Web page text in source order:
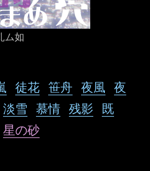
ム如
徒花 笹舟 夜風
夜
淡雪 慕情 残影
既
星の砂